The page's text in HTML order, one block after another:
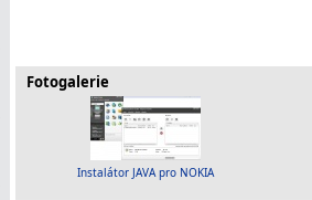
Fotogalerie
Instalátor JAVA pro NOKIA